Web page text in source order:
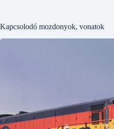
Kapcsolodó mozdonyok, vonatok